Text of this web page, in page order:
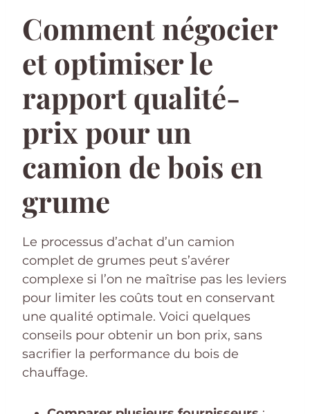
Comment négocier
et optimiser le
rapport qualité-
prix pour un
camion de bois en
grume
Le processus d’achat d’un camion
complet de grumes peut s’avérer
complexe si l’on ne maîtrise pas les leviers
pour limiter les coûts tout en conservant
une qualité optimale. Voici quelques
conseils pour obtenir un bon prix, sans
sacrifier la performance du bois de
chauffage.